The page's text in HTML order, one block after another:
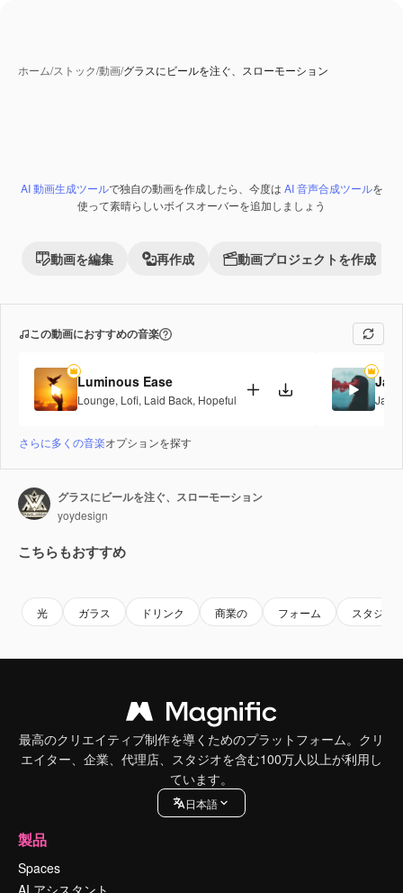
ホーム/ストック/動画/グラスにビールを注ぐ、スローモーション
Premium
AI 動画生成ツールで独自の動画を作成したら、今度は AI 音声合成ツールを
使って素晴らしいボイスオーバーを追加しましょう
動画を編集 再作成 動画プロジェクトを作成
この動画におすすめの音楽
Luminous Ease
Lounge, Lofi, Laid Back, Hopeful Jazz
さらに多くの音楽オプションを探す
グラスにビールを注ぐ、スローモーション
yoydesign
こちらもおすすめ
光 ガラス ドリンク 商業の フォーム スタジオ
最高のクリエイティブ制作を導くためのプラットフォーム。クリ
エイター、企業、代理店、スタジオを含む100万人以上が利用し
ています。
日本語
製品
Spaces
AI アシスタント